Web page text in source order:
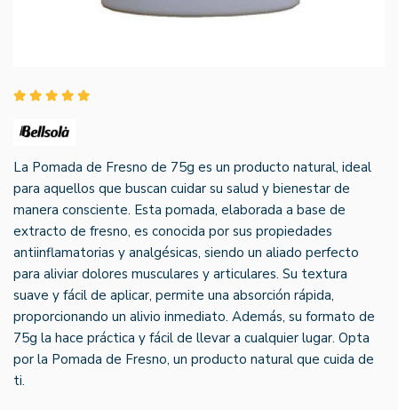
La Pomada de Fresno de 75g es un producto natural, ideal
para aquellos que buscan cuidar su salud y bienestar de
manera consciente. Esta pomada, elaborada a base de
extracto de fresno, es conocida por sus propiedades
antiinflamatorias y analgésicas, siendo un aliado perfecto
para aliviar dolores musculares y articulares. Su textura
suave y fácil de aplicar, permite una absorción rápida,
proporcionando un alivio inmediato. Además, su formato de
75g la hace práctica y fácil de llevar a cualquier lugar. Opta
por la Pomada de Fresno, un producto natural que cuida de
ti.